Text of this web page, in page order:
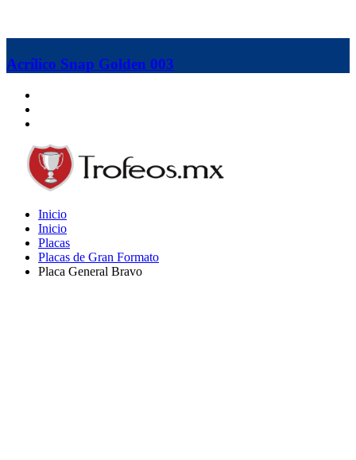
Acrílico Snap Golden 003
Inicio
Inicio
Placas
Placas de Gran Formato
Placa General Bravo